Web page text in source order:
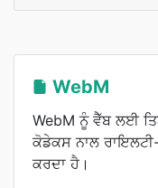
WebM
WebM ਨੂੰ ਵੈੱਬ ਲਈ
ਕੋਡੇਕਸ ਨਾਲ
ਕਰਦਾ ਹੈ।